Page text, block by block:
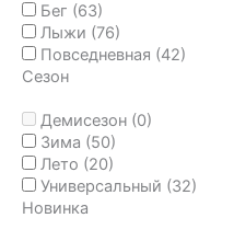
Бег (63)
Лыжи (76)
Повседневная (42)
Сезон
Демисезон (0)
Зима (50)
Лето (20)
Универсальный (32)
Новинка